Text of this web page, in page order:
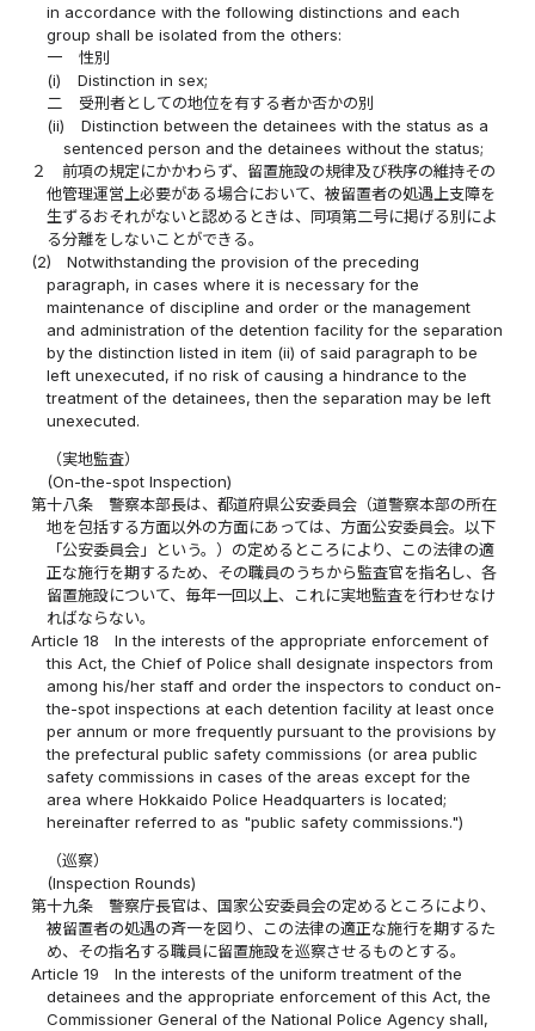
in accordance with the following distinctions and each
group shall be isolated from the others:
一
性別
(i)
Distinction in sex;
二
受刑者としての地位を有する者か否かの別
(ii)
Distinction between the detainees with the status as a
sentenced person and the detainees without the status;
２
前項の規定にかかわらず、留置施設の規律及び秩序の維持その
他管理運営上必要がある場合において、被留置者の処遇上支障を
生ずるおそれがないと認めるときは、同項第二号に掲げる別によ
る分離をしないことができる。
(2)
Notwithstanding the provision of the preceding
paragraph, in cases where it is necessary for the
maintenance of discipline and order or the management
and administration of the detention facility for the separation
by the distinction listed in item (ii) of said paragraph to be
left unexecuted, if no risk of causing a hindrance to the
treatment of the detainees, then the separation may be left
unexecuted.
（実地監査）
(On-the-spot Inspection)
第十八条
警察本部長は、都道府県公安委員会（道警察本部の所在
地を包括する方面以外の方面にあっては、方面公安委員会。以下
「公安委員会」という。）の定めるところにより、この法律の適
正な施行を期するため、その職員のうちから監査官を指名し、各
留置施設について、毎年一回以上、これに実地監査を行わせなけ
ればならない。
Article 18
In the interests of the appropriate enforcement of
this Act, the Chief of Police shall designate inspectors from
among his/her staff and order the inspectors to conduct on-
the-spot inspections at each detention facility at least once
per annum or more frequently pursuant to the provisions by
the prefectural public safety commissions (or area public
safety commissions in cases of the areas except for the
area where Hokkaido Police Headquarters is located;
hereinafter referred to as "public safety commissions.")
（巡察）
(Inspection Rounds)
第十九条
警察庁長官は、国家公安委員会の定めるところにより、
被留置者の処遇の斉一を図り、この法律の適正な施行を期するた
め、その指名する職員に留置施設を巡察させるものとする。
Article 19
In the interests of the uniform treatment of the
detainees and the appropriate enforcement of this Act, the
Commissioner General of the National Police Agency shall,